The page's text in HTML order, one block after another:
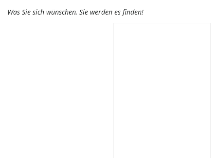
Was Sie sich wünschen, Sie werden es finden!